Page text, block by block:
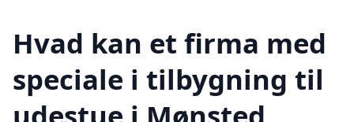
Hvad kan et firma med
speciale i tilbygning til